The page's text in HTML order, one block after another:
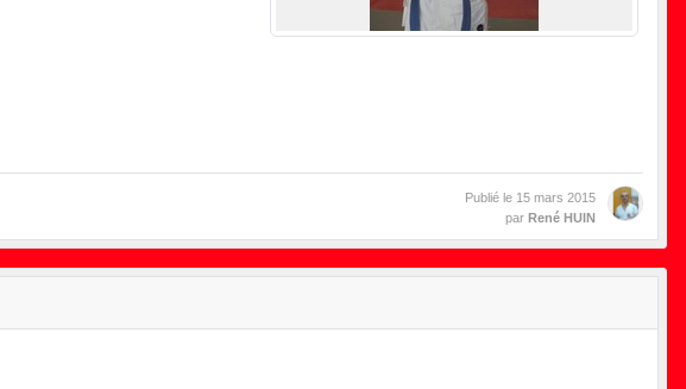
Publié le 15 mars 2015
par René HUIN